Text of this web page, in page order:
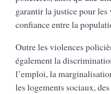
garantir la justice pour
confiance entre la
Outre les violences
également la
l’emploi, la
les logements sociaux,